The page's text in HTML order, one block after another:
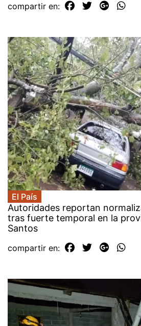
compartir en:
El País
Autoridades reportan
tras fuerte temporal en la
Santos
compartir en: